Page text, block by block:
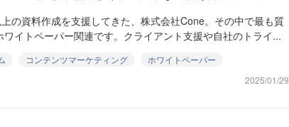
の資料作成を支援してきた、株式会社Cone。その中で最も質
ワイトペーパー関連です。クライアント支援や自社のトライ...
コンテンツマーケティング
ホワイトペーパー
2025/01/29